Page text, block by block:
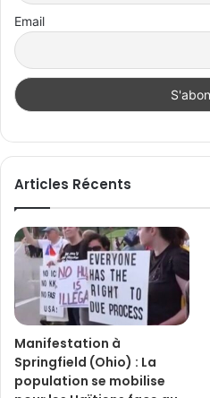
Email
Articles Récents
Manifestation à
Springfield (Ohio) : La
population se mobilise